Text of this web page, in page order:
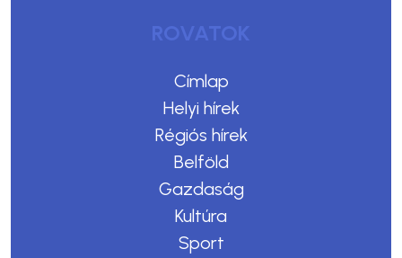
ROVATOK
Címlap
Helyi hírek
Régiós hírek
Belföld
Gazdaság
Kultúra
Sport